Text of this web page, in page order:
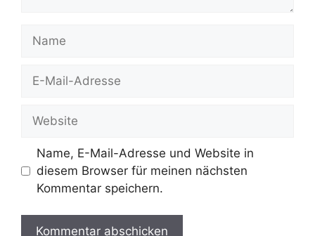
Mail-
Name, E-Mail-Adresse und Website in
diesem Browser für meinen nächsten
Kommentar speichern.